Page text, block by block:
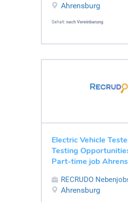
Ahrensburg
Gehalt: nach Vereinbarung
Electric Vehicle
Testing
Part-time job
RECRUDO
Ahrensburg